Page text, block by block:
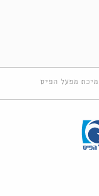
מפעל הפיס